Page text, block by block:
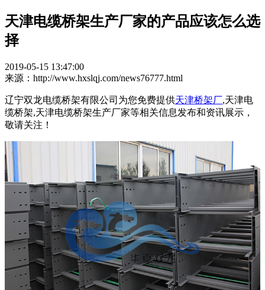
天津电缆桥架生产厂家的产品应该怎么选
择
2019-05-15 13:47:00
来源：http://www.hxslqj.com/news76777.html
辽宁双龙电缆桥架有限公司为您免费提供天津桥架厂,天津电
缆桥架,天津电缆桥架生产厂家等相关信息发布和资讯展示，
敬请关注！